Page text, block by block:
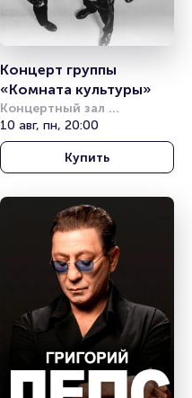
Концерт группы
«Комната культуры»
Концертный зал
Фестивальный
10 авг, пн, 20:00
Купить